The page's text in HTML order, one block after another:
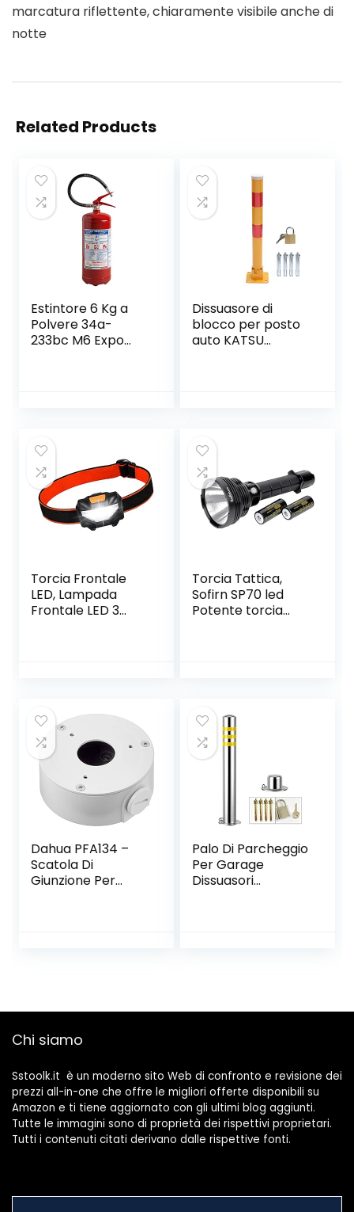
marcatura riflettente, chiaramente visibile anche di
notte
Related Products
Estintore 6 Kg a
Polvere 34a-
233bc M6 Expo
Dissuasore di
blocco per posto
auto KATSU
Torcia Frontale
LED, Lampada
Frontale LED 3
da Testa LED per
Campeggio,
Escursioni, Pesca,
Corsa (3 Batterie
Incluse)
Torcia Tattica,
Sofirn SP70 led
Potente torcia
Dahua PFA134 –
Scatola Di
Giunzione Per
Palo Di Parcheggio
Per Garage
Dissuasori
Strisce
Chi siamo
Sstoolk.it è un moderno sito Web di confronto e revisione dei
prezzi all-in-one che offre le migliori offerte disponibili su
Amazon e ti tiene aggiornato con gli ultimi blog aggiunti.
Tutte le immagini sono di proprietà dei rispettivi proprietari.
Tutti i contenuti citati derivano dalle rispettive fonti.